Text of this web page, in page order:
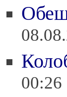
00:26